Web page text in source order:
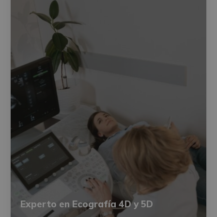
Experto en Ecografía 4D y 5D